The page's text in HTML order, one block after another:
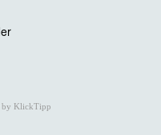
by KlickTipp